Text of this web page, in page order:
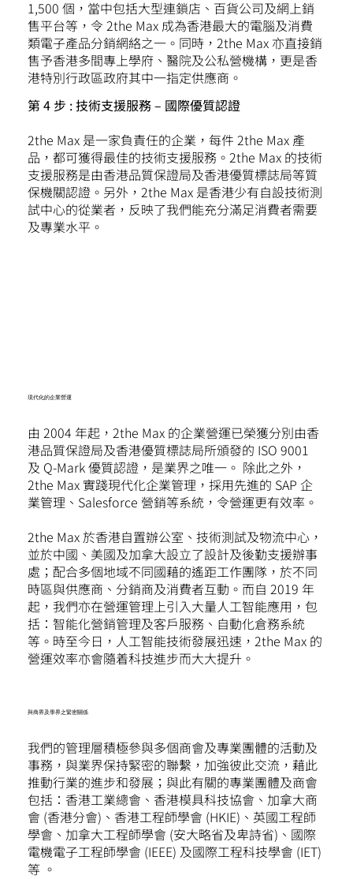
1,500 個，當中包括大型連鎖店、百貨公司及網上銷
售平台等，令 2the Max 成為香港最大的電腦及消費
類電子產品分銷網絡之一。同時，2the Max 亦直接銷
售予香港多間專上學府、醫院及公私營機構，更是香
港特別行政區政府其中一指定供應商。​
第 4 步 : 技術支援服務 – 國際優質認證
2the Max 是一家負責任的企業，每件 2the Max 產
品，都可獲得最佳的技術支援服務。2the Max 的技術
支援服務是由香港品質保證局及香港優質標誌局等質
保機關認證。另外，2the Max 是香港少有自設技術測
試中心的從業者，反映了我們能充分滿足消費者需要
及專業水平。
現代化的企業營運
由 2004 年起，2the Max 的企業營運已榮獲分別由香
港品質保證局及香港優質標誌局所頒發的 ISO 9001
及 Q-Mark 優質認證，是業界之唯一。 除此之外，
2the Max 實踐現代化企業管理，採用先進的 SAP 企
業管理、Salesforce 營銷等系統，令營運更有效率。
2the Max 於香港自置辦公室、技術測試及物流中心，
並於中國、美國及加拿大設立了設計及後勤支援辦事
處；配合多個地域不同國藉的遙距工作團隊，於不同
時區與供應商、分銷商及消費者互動。而自 2019 年
起，我們亦在營運管理上引入大量人工智能應用，包
括：智能化營銷管理及客戶服務、自動化倉務系統
等。時至今日，人工智能技術發展迅速，2the Max 的
營運效率亦會隨着科技進步而大大提升。
與商界及學界之緊密關係
我們的管理層積極參與多個商會及專業團體的活動及
事務，與業界保持緊密的聯繫，加強彼此交流，藉此
推動行業的進步和發展；與此有關的專業團體及商會
包括：香港工業總會、香港模具科技協會、加拿大商
會 (香港分會)、香港工程師學會 (HKIE)、英國工程師
學會、加拿大工程師學會 (安大略省及卑詩省)、國際
電機電子工程師學會 (IEEE) 及國際工程科技學會 (IET)
等 。